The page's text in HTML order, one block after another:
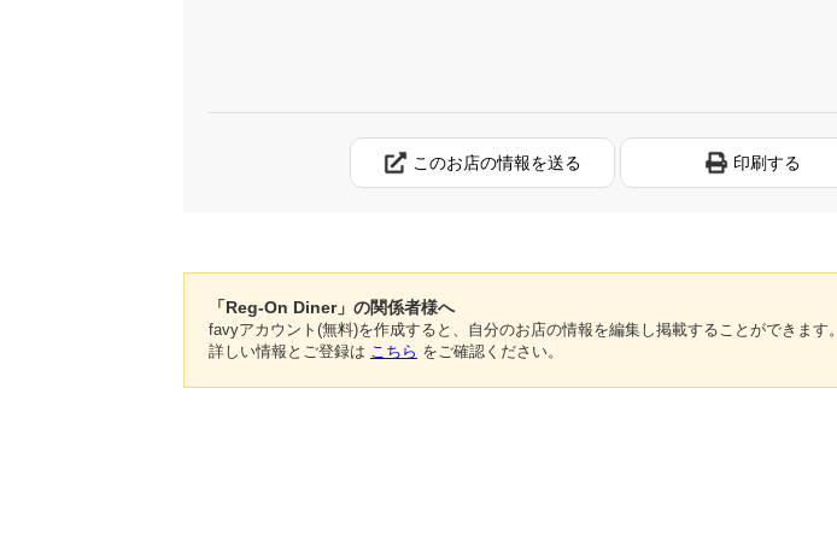
このお店の情報を送る 印刷する
「Reg-On Diner」の関係者様へ
favyアカウント(無料)を作成すると、自分のお店の情報を編集し掲載することができます。
詳しい情報とご登録は こちら をご確認ください。